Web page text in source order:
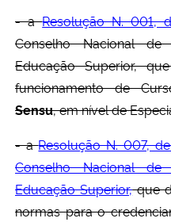
- aResolução N. 001,
Conselho Nacional
Educação Superior,
funcionamento de
Sensu, em nível de
- aResolução N. 007,
Conselho Nacional
Educação Superior,que
normas para o